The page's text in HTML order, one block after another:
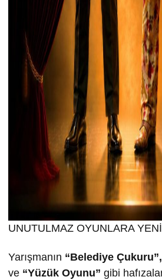
UNUTULMAZ OYUNLARA
Yarışmanın “Belediye
ve “Yüzük Oyunu” gibi